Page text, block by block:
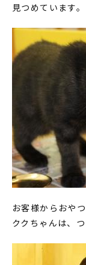
見つめています。
お客様からおや
ククちゃんは、